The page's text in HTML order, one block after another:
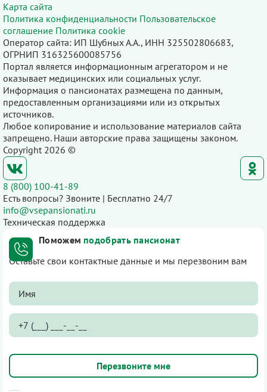
Карта сайта
Политика конфиденциальности Пользовательское
соглашение Политика cookie
Оператор сайта: ИП Шубных А.А., ИНН 325502806683,
ОГРНИП 316325600085756
Портал является информационным агрегатором и не
оказывает медицинских или социальных услуг.
Информация о пансионатах размещена по данным,
предоставленным организациями или из открытых
источников.
Любое копирование и использование материалов сайта
запрещено. Наши авторские права защищены законом.
Copyright 2026 ©
8 (800) 100-41-89
Есть вопросы? Звоните | Бесплатно 24/7
info@vsepansionati.ru
Техническая поддержка
Поможем подобрать пансионат
Оставьте свои контактные данные и мы перезвоним вам